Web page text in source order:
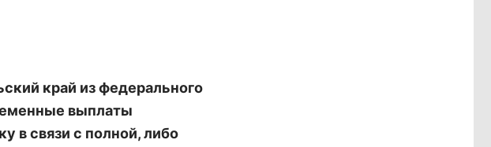
край из федерального
выплаты
в связи с полной, либо